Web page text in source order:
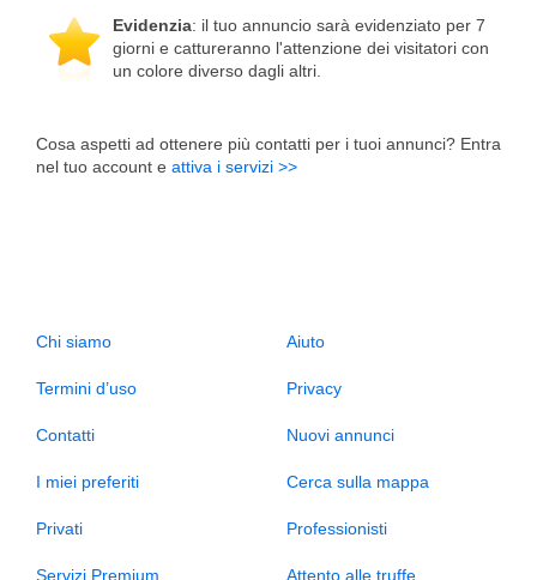
Evidenzia: il tuo annuncio sarà evidenziato per 7
giorni e cattureranno l'attenzione dei visitatori con
un colore diverso dagli altri.
Cosa aspetti ad ottenere più contatti per i tuoi annunci? Entra
nel tuo account e attiva i servizi >>
Chi siamo Aiuto
Termini d’uso Privacy
Contatti Nuovi annunci
I miei preferiti Cerca sulla mappa
Privati Professionisti
Servizi Premium Attento alle truffe